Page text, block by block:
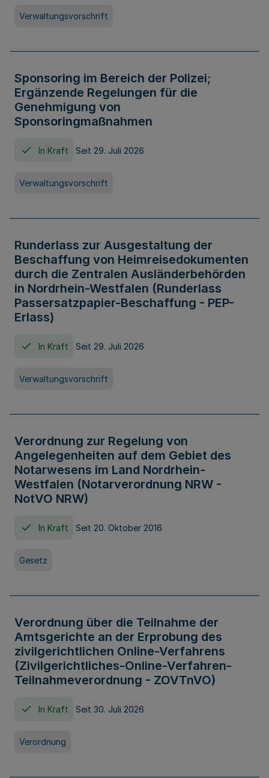
Verwaltungsvorschrift
Sponsoring im Bereich der Polizei;
Ergänzende Regelungen für die
Genehmigung von
Sponsoringmaßnahmen
In Kraft Seit 29. Juli 2026
Verwaltungsvorschrift
Runderlass zur Ausgestaltung der
Beschaffung von Heimreisedokumenten
durch die Zentralen Ausländerbehörden
in Nordrhein-Westfalen (Runderlass
Passersatzpapier-Beschaffung - PEP-
Erlass)
In Kraft Seit 29. Juli 2026
Verwaltungsvorschrift
Verordnung zur Regelung von
Angelegenheiten auf dem Gebiet des
Notarwesens im Land Nordrhein-
Westfalen (Notarverordnung NRW -
NotVO NRW)
In Kraft Seit 20. Oktober 2016
Gesetz
Verordnung über die Teilnahme der
Amtsgerichte an der Erprobung des
zivilgerichtlichen Online-Verfahrens
(Zivilgerichtliches-Online-Verfahren-
Teilnahmeverordnung - ZOVTnVO)
In Kraft Seit 30. Juli 2026
Verordnung